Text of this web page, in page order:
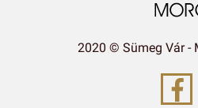
2020 © Sümeg Vár -